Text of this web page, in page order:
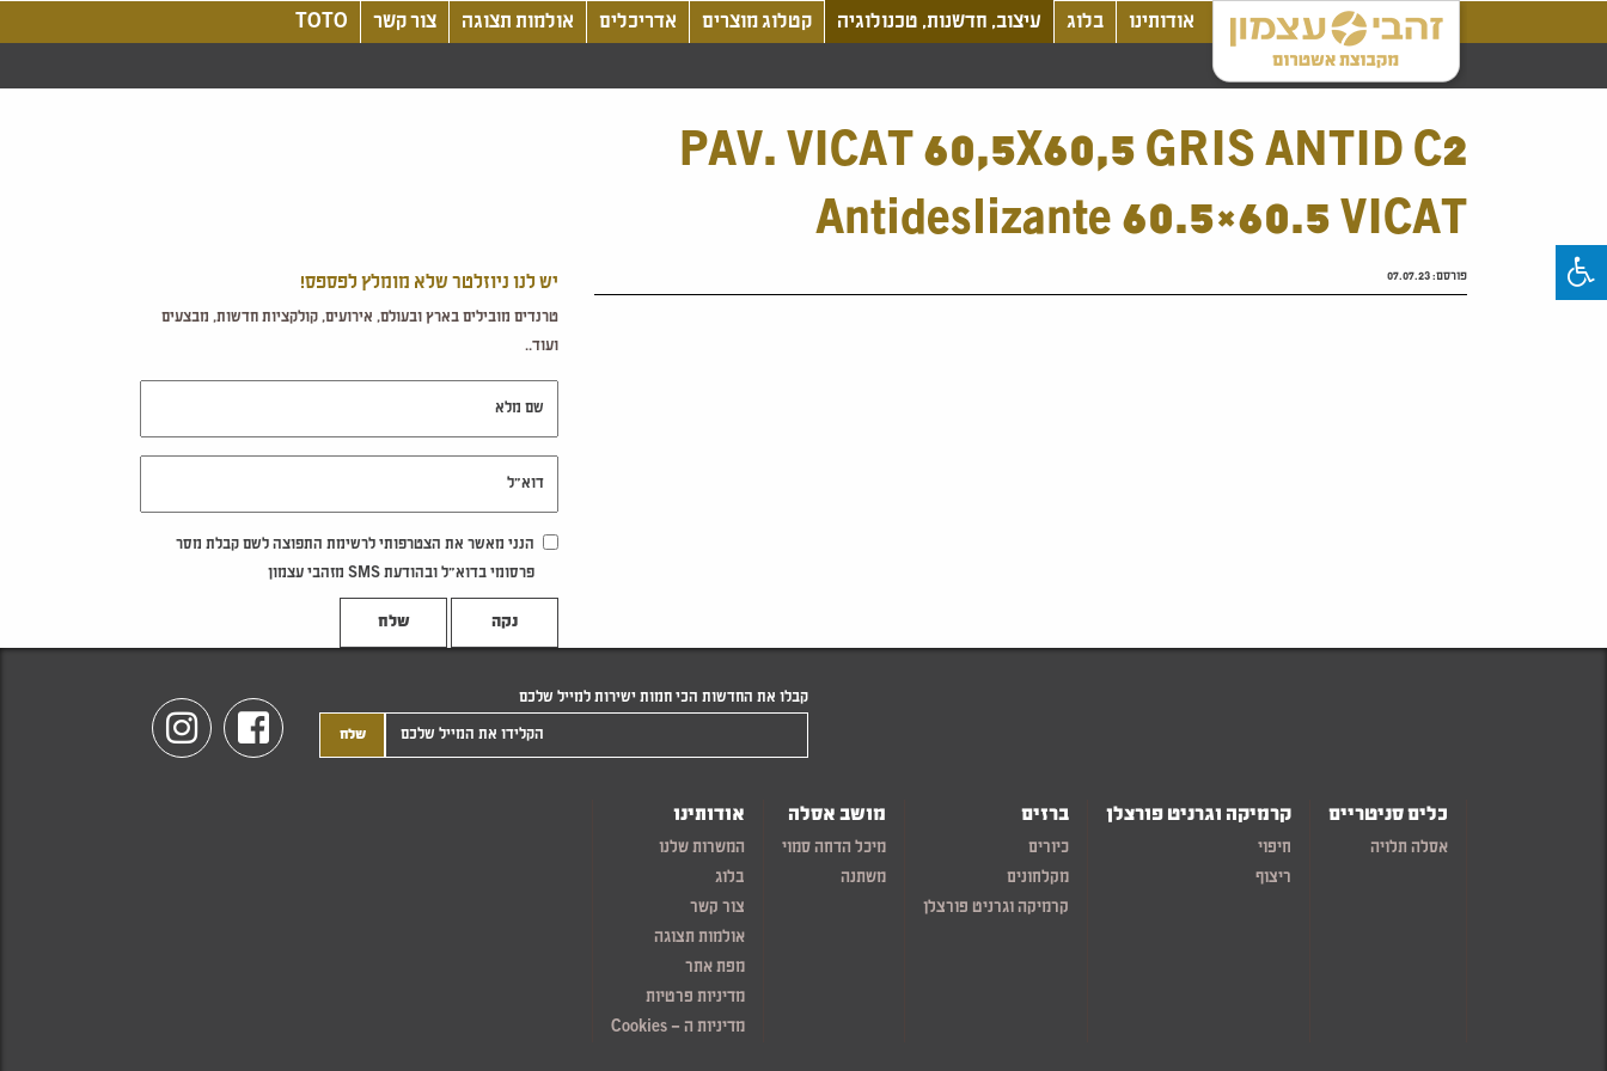
אודותינו בלוג עיצוב, חדשנות, טכנולוגיה קטלוג מוצרים אדריכלים אולמות תצוגה צור קשר TOTO
PAV. VICAT 60,5X60,5 GRIS ANTID C2
Antideslizante 60.5×60.5 VICAT
פורסם:07.07.23 יש לנו ניוזלטר שלא מומלץ לפספס!
טרנדים מובילים בארץ ובעולם, אירועים, קולקציות חדשות, מבצעים
ועוד..
הנני מאשר את הצטרפותי לרשימת התפוצה לשם קבלת מסר
פרסומי בדוא"ל ובהודעת SMS מזהבי עצמון
נקה
Facebook
Instagram
קבלו את החדשות הכי חמות ישירות למייל שלכם
כלים סניטריים
אסלה תלויה
קרמיקה וגרניט פורצלן
חיפוי
ריצוף
ברזים
כיורים
מקלחונים
קרמיקה וגרניט פורצלן
מושב אסלה
מיכל הדחה סמוי
משתנה
אודותינו
המשרות שלנו
בלוג
צור קשר
אולמות תצוגה
מפת אתר
מדיניות פרטיות
מדיניות ה – Cookies